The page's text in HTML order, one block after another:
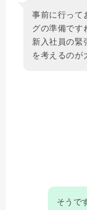
事前に行って
グの準備です
新入社員の緊
を考えるのが
そうで